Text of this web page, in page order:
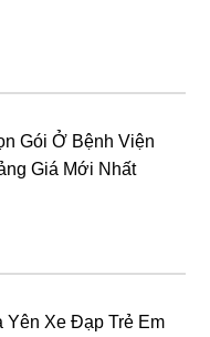
Gói Ở Bệnh Viện
Giá Mới Nhất
Yên Xe Đạp Trẻ Em